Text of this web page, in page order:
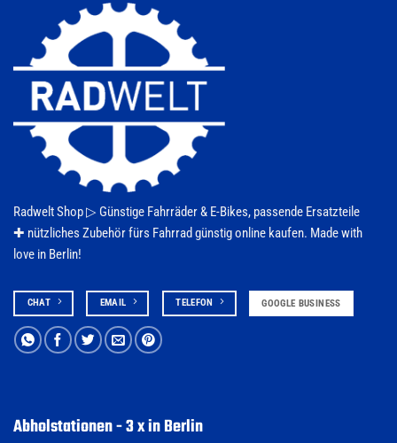
Radwelt Shop ▷ Günstige Fahrräder & E-Bikes, passende Ersatzteile
✚ nützliches Zubehör fürs Fahrrad günstig online kaufen. Made with
love in Berlin!
CHAT EMAIL TELEFON GOOGLE BUSINESS
Abholstationen - 3 x in Berlin